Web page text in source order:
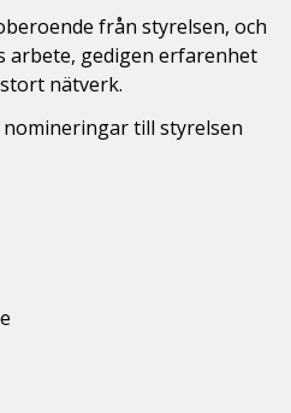
från styrelsen, och
arbete, gedigen erfarenhet
nätverk.
till styrelsen